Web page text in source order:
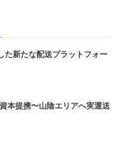
新たな配送プラットフォー
本提携〜山陰エリアへ実運送